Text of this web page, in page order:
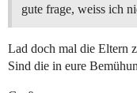
gute frage, weiss ich
Lad doch mal die Eltern
Sind die in eure